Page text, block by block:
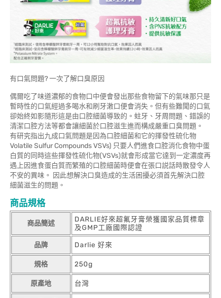
有口氣問題? 一次了解口臭原因
偶爾吃了味道濃郁的食物口中便會發出那些食物留下的氣味那只是
暫時性的口氣經過多喝水和刷牙潄口便會消失。但有些難聞的口氣
卻始終如影隨形這是由口腔細菌導致的。蛀牙、牙周問題、錯誤的
清潔口腔方法等都會讓細菌於口腔滋生進而構成嚴重口臭問題。
有研究指出九成口氣問題是因為口腔細菌和它的揮發性硫化物
Volatile Sulfur Compounds VSVs) 只要人們進食口腔消化食物中蛋
白質的同時這些揮發性硫化物(VSVs)就會形成當它達到一定濃度再
遇上因進食蛋白質而繁殖的口腔細菌時便會在張口説話時散發令人
不安的異味。 因此想解決口臭造成的生活困擾必須首先解決口腔
細菌滋生的問題。
商品規格
商品簡述
DARLIE好來超氟牙膏榮獲國家品質標章
及GMP工廠國際認證
品牌 Darlie 好來
規格 250g
原產地 台灣